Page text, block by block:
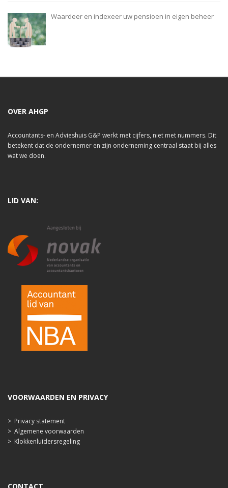
Waardeer en indexeer uw pensioen in eigen beheer
OVER AHGP
Accountants- en Advieshuis G&P werkt met cijfers, niet met nummers. Dit
betekent dat de ondernemer en zijn onderneming centraal staat bij alles
wat we doen.
LID VAN:
VOORWAARDEN EN PRIVACY
> Privacy statement
> Algemene voorwaarden
> Klokkenluidersregeling